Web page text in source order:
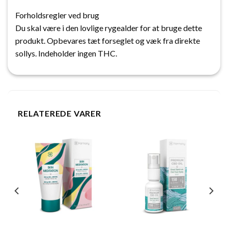
Forholdsregler ved brug
Du skal være i den lovlige rygealder for at bruge dette
produkt. Opbevares tæt forseglet og væk fra direkte
sollys. Indeholder ingen THC.
RELATEREDE VARER